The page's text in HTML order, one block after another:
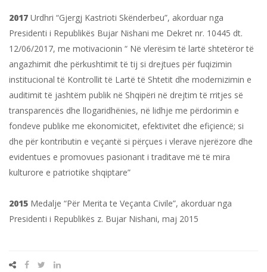
2017 Urdhri “Gjergj Kastrioti Skënderbeu”, akorduar nga
Presidenti i Republikës Bujar Nishani me Dekret nr. 10445 dt.
12/06/2017, me motivacionin “ Në vlerësim të lartë shtetëror të
angazhimit dhe përkushtimit të tij si drejtues për fuqizimin
institucional të Kontrollit të Lartë të Shtetit dhe modernizimin e
auditimit të jashtëm publik në Shqipëri në drejtim të rritjes së
transparencës dhe llogaridhënies, në lidhje me përdorimin e
fondeve publike me ekonomicitet, efektivitet dhe efiçiencë; si
dhe për kontributin e veçantë si përçues i vlerave njerëzore dhe
evidentues e promovues pasionant i traditave më të mira
kulturore e patriotike shqiptare”
2015 Medalje “Për Merita te Veçanta Civile”, akorduar nga
Presidenti i Republikës z. Bujar Nishani, maj 2015